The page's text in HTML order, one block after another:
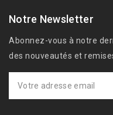
Notre Newsletter
Abonnez-vous à notre
des nouveautés et